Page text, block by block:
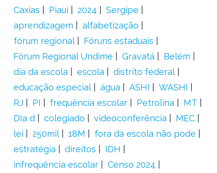
Caxias
Piauí 2024
Sergipe
aprendizagem
alfabetização
fórum regional
Fóruns estaduais
Fórum Regional Undime
Gravatá
Belém
dia da escola
escola
distrito federal
educação especial
água ASHI
WASHI
RJ
PI frequência escolar Petrolina
MT
DIa d
colegiado videoconferência
MEC
lei
250mil 18M
fora da escola não pode
estratégia
direitos
IDH
infrequência escolar
Censo 2024